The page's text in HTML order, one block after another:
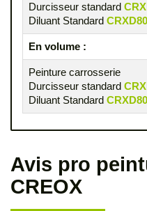
Durcisseur standard
Diluant Standard
En volume :
Peinture carrosserie
Durcisseur standard
Diluant Standard
Avis pro
CREOX